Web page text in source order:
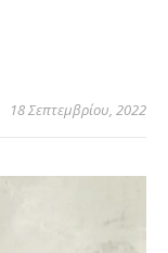
18 Σεπτεμβρίου, 2022